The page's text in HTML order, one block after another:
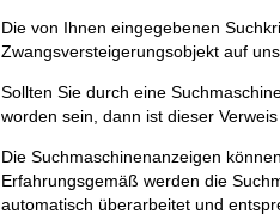
Die von Ihnen eingegebenen
Zwangsversteigerungsobjekt auf
Sollten Sie durch eine
worden sein, dann ist dieser Verweis
Die Suchmaschinenanzeigen
Erfahrungsgemäß werden die
automatisch überarbeitet und